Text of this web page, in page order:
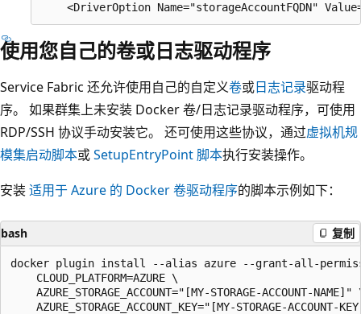
使用您自己的卷或日志驱动程序
Service Fabric 还允许使用自己的自定义卷或日志记录驱动程
序。 如果群集上未安装 Docker 卷/日志记录驱动程序，可使用
RDP/SSH 协议手动安装它。 还可使用这些协议，通过虚拟机规
模集启动脚本或SetupEntryPoint 脚本执行安装操作。
安装适用于 Azure 的 Docker 卷驱动程序的脚本示例如下：
bash 复制
docker plugin install --alias azure --grant-all-
    CLOUD_PLATFORM=AZURE \
AZURE_STORAGE_ACCOUNT="[MY-STORAGE-ACCOUNT-NAME]"
AZURE_STORAGE_ACCOUNT_KEY="[MY-STORAGE-ACCOUNT-